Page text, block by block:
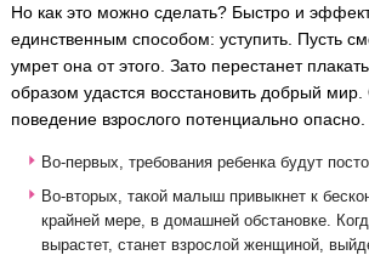
Но как это можно сделать? Быстро и
единственным способом: уступить. Пусть
умрет она от этого. Зато перестанет
образом удастся восстановить добрый
поведение взрослого потенциально опасно.
Во-первых, требования ребенка будут
Во-вторых, такой малыш привыкнет к
крайней мере, в домашней обстановке.
вырастет, станет взрослой женщиной,